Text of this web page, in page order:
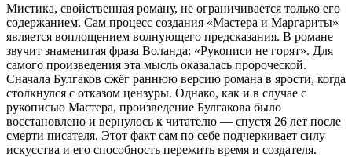
Мистика, свойственная роману, не ограничивается только его
содержанием. Сам процесс создания «Мастера и Маргариты»
является воплощением волнующего предсказания. В романе
звучит знаменитая фраза Воланда: «Рукописи не горят». Для
самого произведения эта мысль оказалась пророческой.
Сначала Булгаков сжёг раннюю версию романа в ярости, когда
столкнулся с отказом цензуры. Однако, как и в случае с
рукописью Мастера, произведение Булгакова было
восстановлено и вернулось к читателю — спустя 26 лет после
смерти писателя. Этот факт сам по себе подчеркивает силу
искусства и его способность пережить время и создателя.